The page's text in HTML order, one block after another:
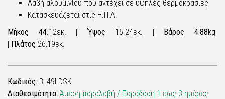
Λαβή αλουμινίου που αντέχει σε υψηλές θερμοκρασίες
Κατασκευάζεται στις Η.Π.Α.
Μήκος 44.12εκ. |Ύψος 15.24εκ. | Βάρος 4.88kg
| Πλάτος 26,19εκ.
Κωδικός: BL49LDSK
Διαθεσιμότητα: Άμεση παραλαβή / Παράδoση 1 έως 3 ημέρες